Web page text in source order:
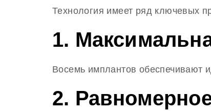
Технология имеет ряд ключевых
1.
Восемь имплантов обеспечивают
2.